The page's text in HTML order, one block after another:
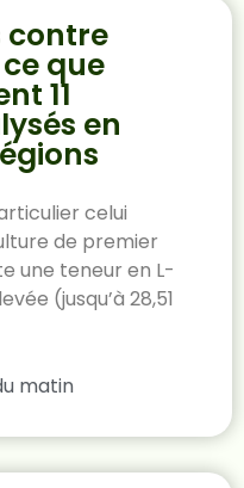
contre
que
11
en
celui
de premier
une teneur en L-
(jusqu’à 28,51
matin